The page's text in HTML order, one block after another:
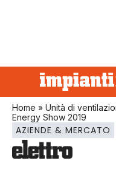
Home » Unità di
Energy Show 2019
AZIENDE & MERCATO